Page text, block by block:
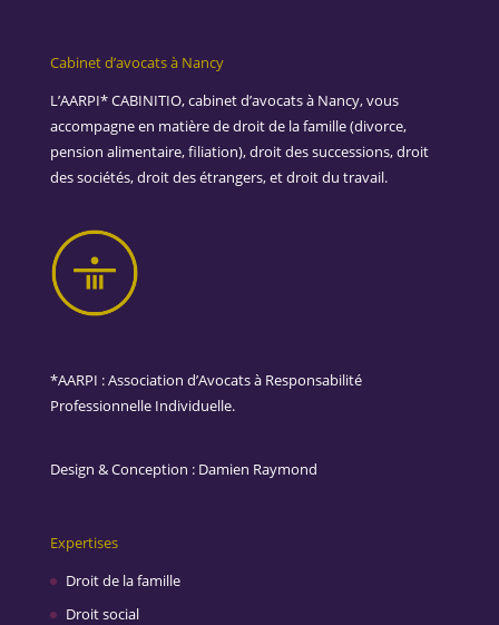
Cabinet d’avocats à Nancy
L’AARPI* CABINITIO, cabinet d’avocats à Nancy, vous
accompagne en matière de droit de la famille (divorce,
pension alimentaire, filiation), droit des successions, droit
des sociétés, droit des étrangers, et droit du travail.
*AARPI : Association d’Avocats à Responsabilité
Professionnelle Individuelle.
Design & Conception : Damien Raymond
Expertises
Droit de la famille
Droit social